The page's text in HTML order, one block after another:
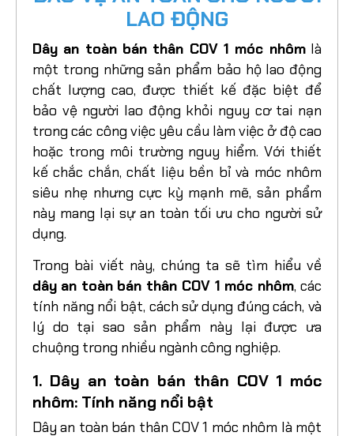
BẢO VỆ AN TOÀN CHO NGƯỜI
LAO ĐỘNG
Dây an toàn bán thân COV 1 móc nhômlà
một trong những sản phẩm bảo hộ lao động
chất lượng cao, được thiết kế đặc biệt để
bảo vệ người lao động khỏi nguy cơ tai nạn
trong các công việc yêu cầu làm việc ở độ cao
hoặc trong môi trường nguy hiểm. Với thiết
kế chắc chắn, chất liệu bền bỉ và móc nhôm
siêu nhẹ nhưng cực kỳ mạnh mẽ, sản phẩm
này mang lại sự an toàn tối ưu cho người sử
Trong bài viết này, chúng ta sẽ tìm hiểu về
dây an toàn bán thân COV 1 móc nhôm, các
tính năng nổi bật, cách sử dụng đúng cách, và
lý do tại sao sản phẩm này lại được ưa
1. Dây an toàn bán thân COV 1 móc
nhôm: Tính năng nổi bật